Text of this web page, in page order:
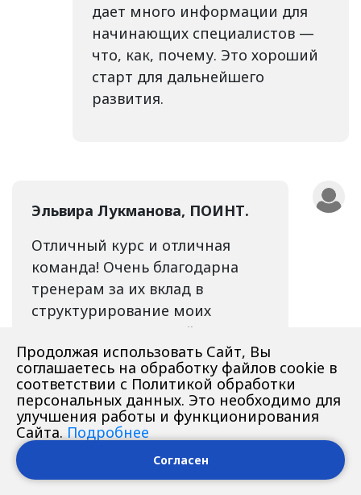
дает много информации для
начинающих специалистов —
что, как, почему. Это хороший
старт для дальнейшего
развития.
Эльвира Лукманова, ПОИНТ.
Отличный курс и отличная
команда! Очень благодарна
тренерам за их вклад в
структурирование моих
минимальных знаний по
тестированию. Домашние
задания проверяются очень
скрупулезно. Это становится
ясно, когда начинаешь изучать
комментарии — даже
малейшая погрешность
замечена, даются пояснения,
Продолжая использовать Сайт, Вы
соглашаетесь на обработку файлов cookie в
соответствии с Политикой обработки
персональных данных. Это необходимо для
улучшения работы и функционирования
Сайта. Подробнее
Согласен